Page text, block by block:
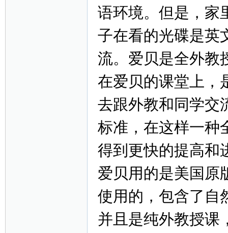
语环境。但是，家
子在看的光碟是英
流。爱贝是全外教
在爱贝的课堂上，
去跟外教和同学交
标准，在这样一种
得到更快的提高和
爱贝用的是美国原
使用的，包含了自
并且是纯外教授课